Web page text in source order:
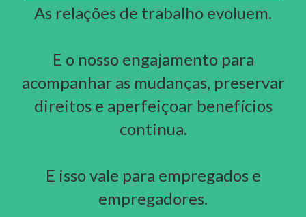
As relações de trabalho evoluem.
E o nosso engajamento para
acompanhar as mudanças, preservar
direitos e aperfeiçoar benefícios
continua.
E isso vale para empregados e
empregadores.